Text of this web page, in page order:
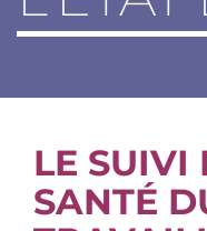
LE SUIVI
SANTÉ